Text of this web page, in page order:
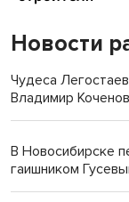
Новости
Чудеса
Владимир Коченов
В Новосибирске
гаишником